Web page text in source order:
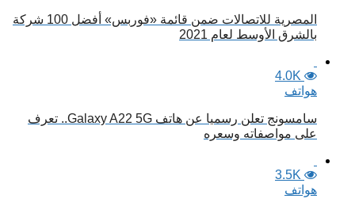
المصرية للاتصالات ضمن قائمة «فوربس» أفضل 100 شركة
بالشرق الأوسط لعام 2021
4.0K
هواتف
سامسونج تعلن رسميا عن هاتف Galaxy A22 5G.. تعرف
على مواصفاته وسعره
3.5K
هواتف